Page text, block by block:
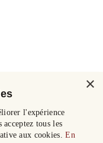
×
l'expérience
tous les
aux cookies.En